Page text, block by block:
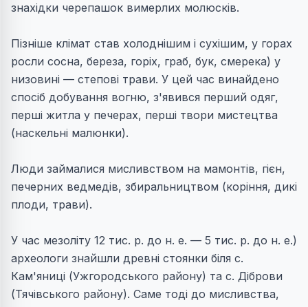
знахiдки черепашок вимерлих молюскiв.
Пiзнiше клiмат став холоднiшим i сухiшим, у горах
росли сосна, береза, горiх, граб, бук, смерека) у
низовинi — степовi трави. У цей час винайдено
спосiб добування вогню, з'явився перший одяг,
першi житла у печерах, першi твори мистецтва
(наскельнi малюнки).
Люди займалися мисливством на мамонтів, гiєн,
печерних ведмедiв, збиральництвом (корiння, дикi
плоди, трави).
У час мезоліту 12 тис. р. до н. е. — 5 тис. р. до н. е.)
археологи знайшли древні стоянки біля с.
Кам'яниці (Ужгородського району) та с. Дiброви
(Тячівського району). Саме тоді до мисливства,